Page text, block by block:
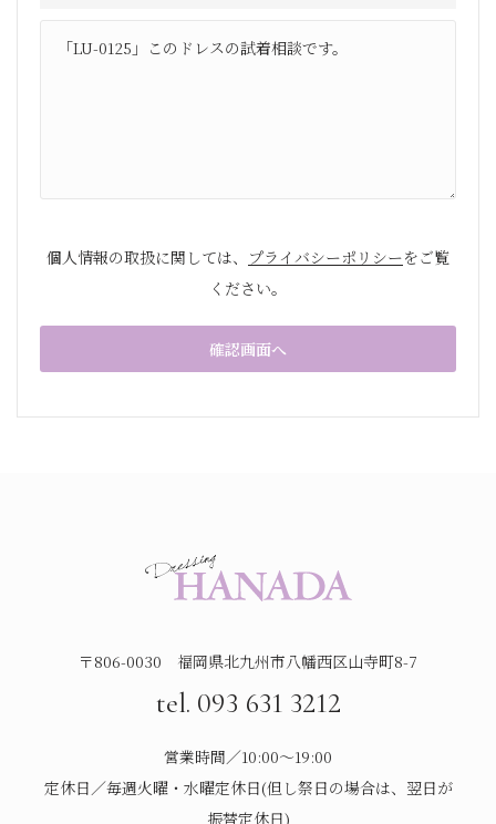
個人情報の取扱に関しては、 プライバシーポリシーをご覧
ください。
〒806-0030 福岡県北九州市八幡西区山寺町8-7
tel. 093 631 3212
営業時間／10:00～19:00
定休日／毎週火曜・水曜定休日(但し祭日の場合は、翌日が
振替定休日)